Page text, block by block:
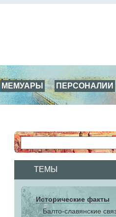
МЕМУАРЫ
ПЕРСОНАЛИИ
ТЕМЫ
Исторические факты
Балто-славянские